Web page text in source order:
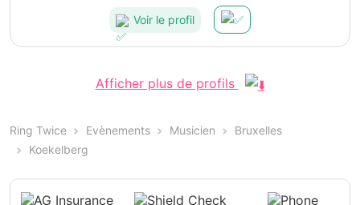
Voir le profil
Afficher plus de profils
Ring Twice Evènements Musicien
Bruxelles
Koekelberg